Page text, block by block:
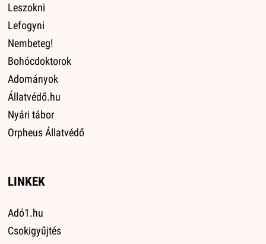
Leszokni
Lefogyni
Nembeteg!
Bohócdoktorok
Adományok
Állatvédő.hu
Nyári tábor
Orpheus Állatvédő
LINKEK
Adó1.hu
Csokigyűjtés